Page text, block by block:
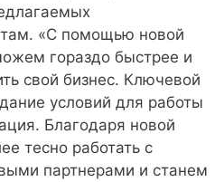
«С помощью новой
гораздо быстрее и
свой бизнес. Ключевой
условий для работы
Благодаря новой
тесно работать с
партнерами и станем